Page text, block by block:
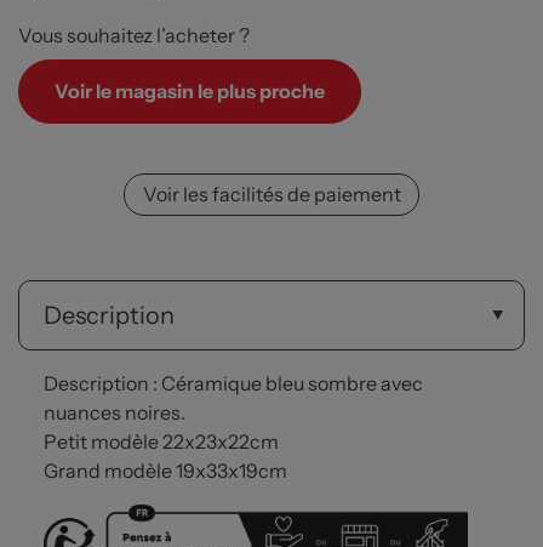
Vous souhaitez l’acheter ?
Voir le magasin le plus proche
Voir les facilités de paiement
Description
Description : Céramique bleu sombre avec
nuances noires.
Petit modèle 22x23x22cm
Grand modèle 19x33x19cm